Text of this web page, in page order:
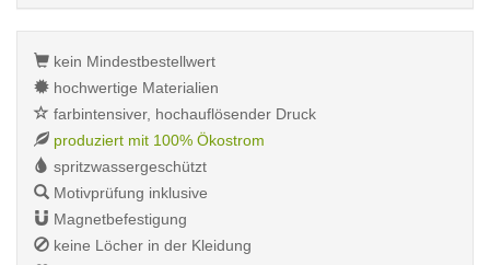
kein Mindestbestellwert
hochwertige Materialien
farbintensiver, hochauflösender Druck
produziert mit 100% Ökostrom
spritzwassergeschützt
Motivprüfung inklusive
Magnetbefestigung
keine Löcher in der Kleidung